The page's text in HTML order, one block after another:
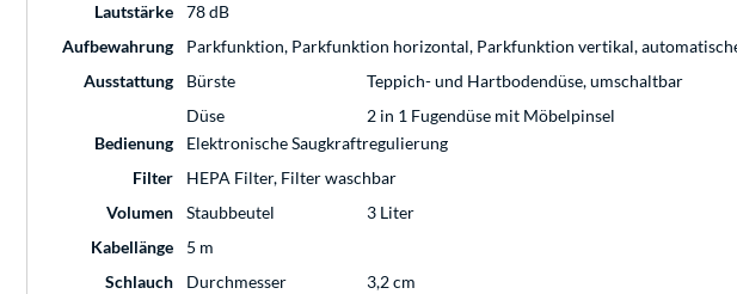
Lautstärke
78 dB
Aufbewahrung
Parkfunktion, Parkfunktion horizontal, Parkfunktion vertikal,
Ausstattung
Bürste
Teppich- und Hartbodendüse, umschaltbar
Düse
2 in 1 Fugendüse mit Möbelpinsel
Bedienung
Elektronische Saugkraftregulierung
Filter
HEPA Filter, Filter waschbar
Volumen
Staubbeutel
3 Liter
Kabellänge
5 m
Schlauch
Durchmesser
3,2 cm